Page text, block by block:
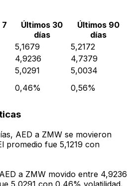
7
Últimos 30
días
Últimos 90
días
5,1679
5,2172
4,9236
4,7379
5,0291
5,0034
0,46% 0,56%
AED a ZMW se movieron
promedio fue 5,1219 con
a ZMW movido entre 4,9236